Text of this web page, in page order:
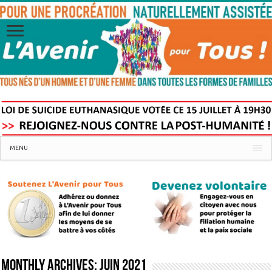
MENU
Monthly Archives:juin 2021